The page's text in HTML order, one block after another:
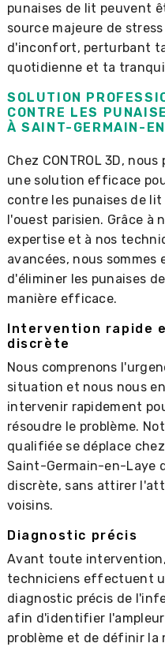
punaises de lit peuvent
source majeure de
d'inconfort, perturbant
quotidienne et ta
SOLUTION
CONTRE LES
À SAINT-GERMAIN-
Chez CONTROL 3D, nous
une solution efficace
contre les punaises de lit
l'ouest parisien. Grâce à
expertise et à nos
avancées, nous sommes
d'éliminer les punaises
manière efficace.
Intervention rapide
discrète
Nous comprenons
situation et nous nous
intervenir rapidement
résoudre le problème.
qualifiée se déplace
Saint-Germain-en-Laye
discrète, sans attirer
voisins.
Diagnostic précis
Avant toute
techniciens effectuent
diagnostic précis de
afin d'identifier
problème et de définir la